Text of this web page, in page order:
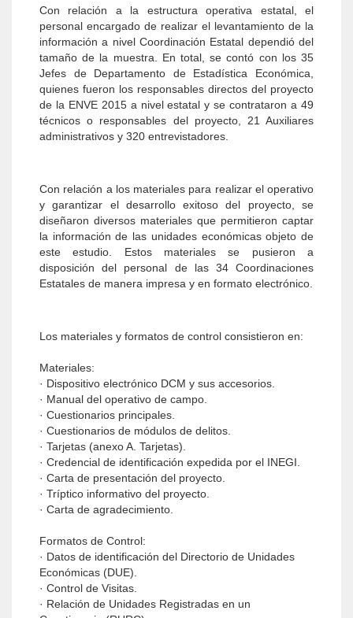
Con relación a la estructura operativa estatal, el
personal encargado de realizar el levantamiento de la
información a nivel Coordinación Estatal dependió del
tamaño de la muestra. En total, se contó con los 35
Jefes de Departamento de Estadística Económica,
quienes fueron los responsables directos del proyecto
de la ENVE 2015 a nivel estatal y se contrataron a 49
técnicos o responsables del proyecto, 21 Auxiliares
administrativos y 320 entrevistadores.
Con relación a los materiales para realizar el operativo
y garantizar el desarrollo exitoso del proyecto, se
diseñaron diversos materiales que permitieron captar
la información de las unidades económicas objeto de
este estudio. Estos materiales se pusieron a
disposición del personal de las 34 Coordinaciones
Estatales de manera impresa y en formato electrónico.
Los materiales y formatos de control consistieron en:
Materiales:
· Dispositivo electrónico DCM y sus accesorios.
· Manual del operativo de campo.
· Cuestionarios principales.
· Cuestionarios de módulos de delitos.
· Tarjetas (anexo A. Tarjetas).
· Credencial de identificación expedida por el INEGI.
· Carta de presentación del proyecto.
· Tríptico informativo del proyecto.
· Carta de agradecimiento.
Formatos de Control:
· Datos de identificación del Directorio de Unidades
Económicas (DUE).
· Control de Visitas.
· Relación de Unidades Registradas en un